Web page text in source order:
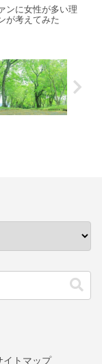
ンに女性が多い理
が考えてみた
イトマップ